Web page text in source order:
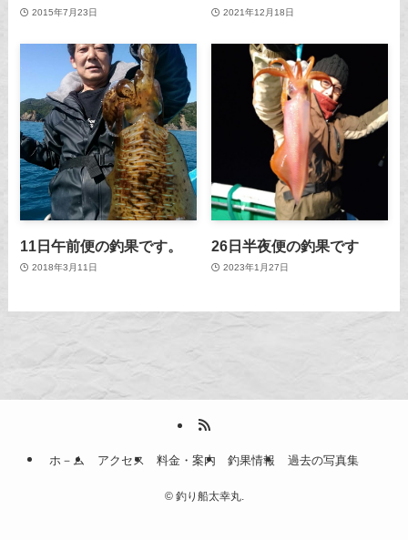
2015年7月23日 2021年12月18日
11日午前便の釣果です。
2018年3月11日
26日半夜便の釣果です
2023年1月27日
ホ－ム アクセス 料金・案内 釣果情報 過去の写真集
©釣り船太幸丸.